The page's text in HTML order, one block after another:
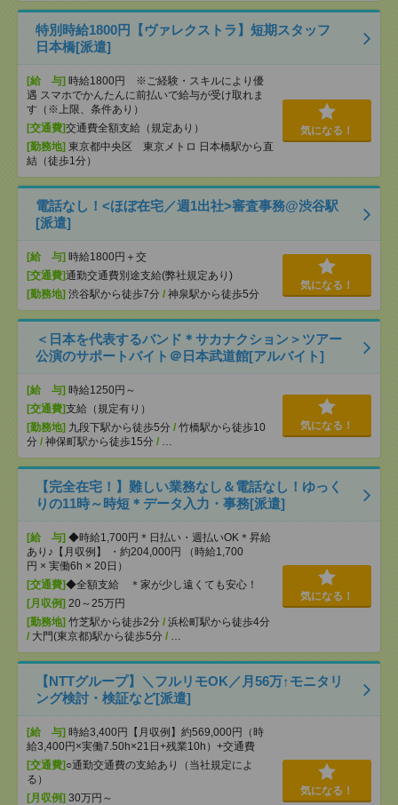
特別時給1800円【ヴァレクストラ】短期スタッフ
日本橋[派遣]
[給 与] 時給1800円 ※ご経験・スキルにより優
遇 スマホでかんたんに前払いで給与が受け取れま
す（※上限、条件あり）
[交通費]交通費全額支給（規定あり）
[勤務地] 東京都中央区 東京メトロ 日本橋駅から直
結（徒歩1分）
気になる！
電話なし！<ほぼ在宅／週1出社>審査事務@渋谷駅
[派遣]
[給 与] 時給1800円＋交
[交通費]通勤交通費別途支給(弊社規定あり)
[勤務地] 渋谷駅から徒歩7分 / 神泉駅から徒歩5分
気になる！
＜日本を代表するバンド＊サカナクション＞ツアー
公演のサポートバイト＠日本武道館[アルバイト]
[給 与] 時給1250円～
[交通費]支給（規定有り）
[勤務地] 九段下駅から徒歩5分 / 竹橋駅から徒歩10
分 / 神保町駅から徒歩15分 /
気になる！
【完全在宅！】難しい業務なし＆電話なし！ゆっく
りの11時～時短＊データ入力・事務[派遣]
[給 与] ◆時給1,700円＊日払い・週払いOK＊昇給
あり♪【月収例】 ・約204,000円 （時給1,700
円 × 実働6h × 20日）
[交通費]◆全額支給 ＊家が少し遠くても安心！
[月収例] 20～25万円
[勤務地] 竹芝駅から徒歩2分 / 浜松町駅から徒歩4分
/ 大門(東京都)駅から徒歩5分 /
気になる！
【NTTグループ】＼フルリモOK／月56万↑モニタリ
ング検討・検証など[派遣]
[給 与] 時給3,400円【月収例】約569,000円（時
給3,400円×実働7.50h×21日+残業10h）+交通費
[交通費]○通勤交通費の支給あり（当社規定によ
る）
[月収例] 30万円～
気になる！